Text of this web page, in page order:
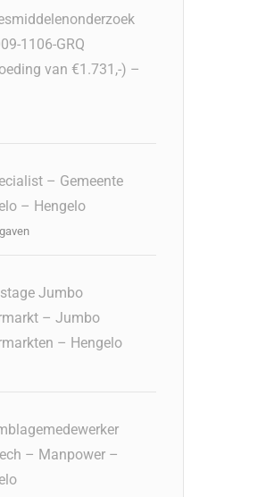
1106-GRQ
van €1.731,-) –
– Gemeente
– Hengelo
Jumbo
– Jumbo
– Hengelo
– Manpower –